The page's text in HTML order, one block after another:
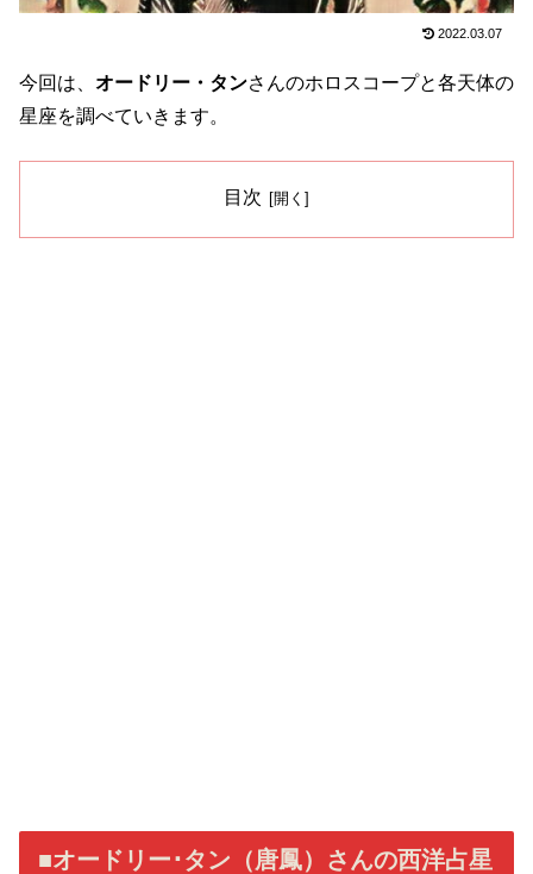
2022.03.07
今回は、 オードリー・タンさんのホロスコープと各天体の
星座を調べていきます。
目次
■オードリー･タン（唐鳳）さんの西洋占星